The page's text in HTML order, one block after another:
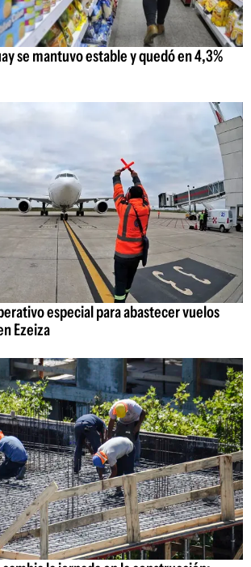
se mantuvo estable y quedó en 4,3%
especial para abastecer vuelos
Ezeiza